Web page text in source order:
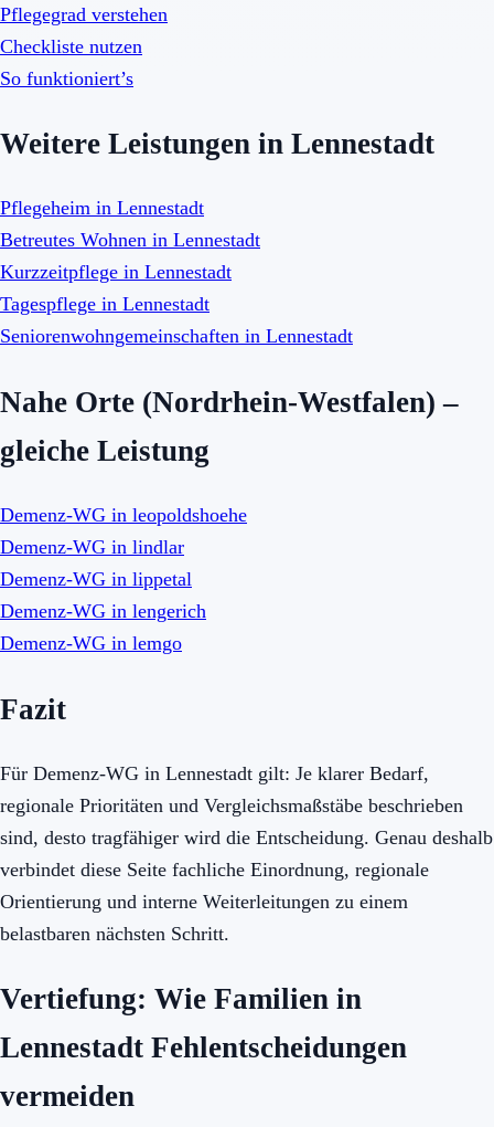
Pflegegrad verstehen
Checkliste nutzen
So funktioniert’s
Weitere Leistungen in Lennestadt
Pflegeheim in Lennestadt
Betreutes Wohnen in Lennestadt
Kurzzeitpflege in Lennestadt
Tagespflege in Lennestadt
Seniorenwohngemeinschaften in Lennestadt
Nahe Orte (Nordrhein-Westfalen) –
gleiche Leistung
Demenz-WG in leopoldshoehe
Demenz-WG in lindlar
Demenz-WG in lippetal
Demenz-WG in lengerich
Demenz-WG in lemgo
Fazit
Für Demenz-WG in Lennestadt gilt: Je klarer Bedarf,
regionale Prioritäten und Vergleichsmaßstäbe beschrieben
sind, desto tragfähiger wird die Entscheidung. Genau deshalb
verbindet diese Seite fachliche Einordnung, regionale
Orientierung und interne Weiterleitungen zu einem
belastbaren nächsten Schritt.
Vertiefung: Wie Familien in
Lennestadt Fehlentscheidungen
vermeiden